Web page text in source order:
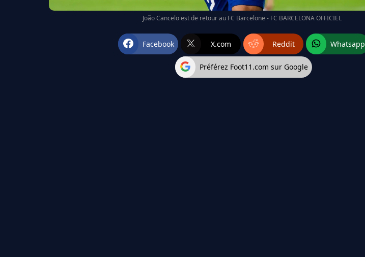
João Cancelo est de retour au FC Barcelone - FC BARCELONA OFFICIEL
Facebook X.com Reddit Whatsapp
Préférez Foot11.com sur Google